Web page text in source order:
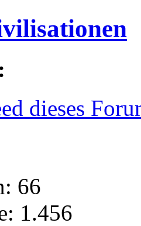
dieses
66
1.456